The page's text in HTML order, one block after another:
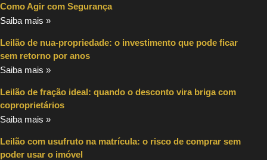
Como Agir com Segurança
Saiba mais »
Leilão de nua-propriedade: o investimento que pode ficar
sem retorno por anos
Saiba mais »
Leilão de fração ideal: quando o desconto vira briga com
coproprietários
Saiba mais »
Leilão com usufruto na matrícula: o risco de comprar sem
poder usar o imóvel